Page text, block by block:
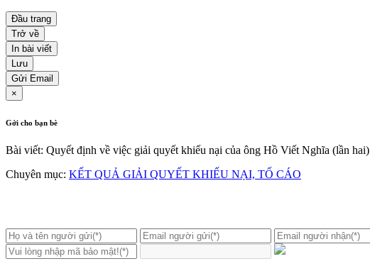
Đầu trang
Trở về
In bài viết
Lưu
Gửi Email
×
Gởi cho bạn bè
Bài viết: Quyết định về việc giải quyết khiếu nại của ông Hồ Viết Nghĩa (lần hai)
Chuyên mục: KẾT QUẢ GIẢI QUYẾT KHIẾU NẠI, TỐ CÁO